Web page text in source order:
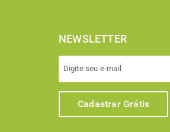
NEWSLETTER